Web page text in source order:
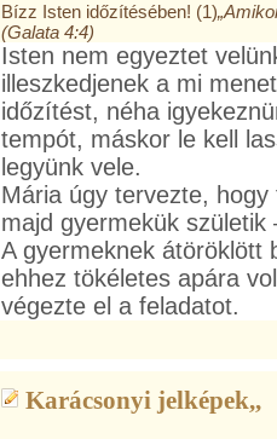
Bízz Isten időzítésében! (1)
(Galata 4:4)
Isten nem egyeztet
illeszkedjenek a mi
időzítést, néha
tempót, máskor le kell
legyünk vele.
Mária úgy tervezte,
majd gyermekük
A gyermeknek átöröklött
ehhez tökéletes apára
végezte el a feladatot.
Karácsonyi jelképek,,